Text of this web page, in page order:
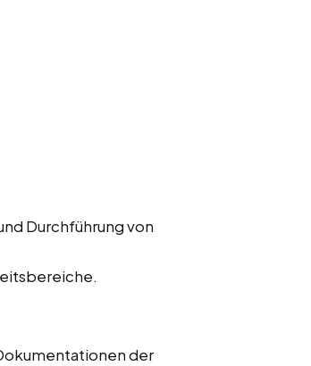
Durchführung von
der